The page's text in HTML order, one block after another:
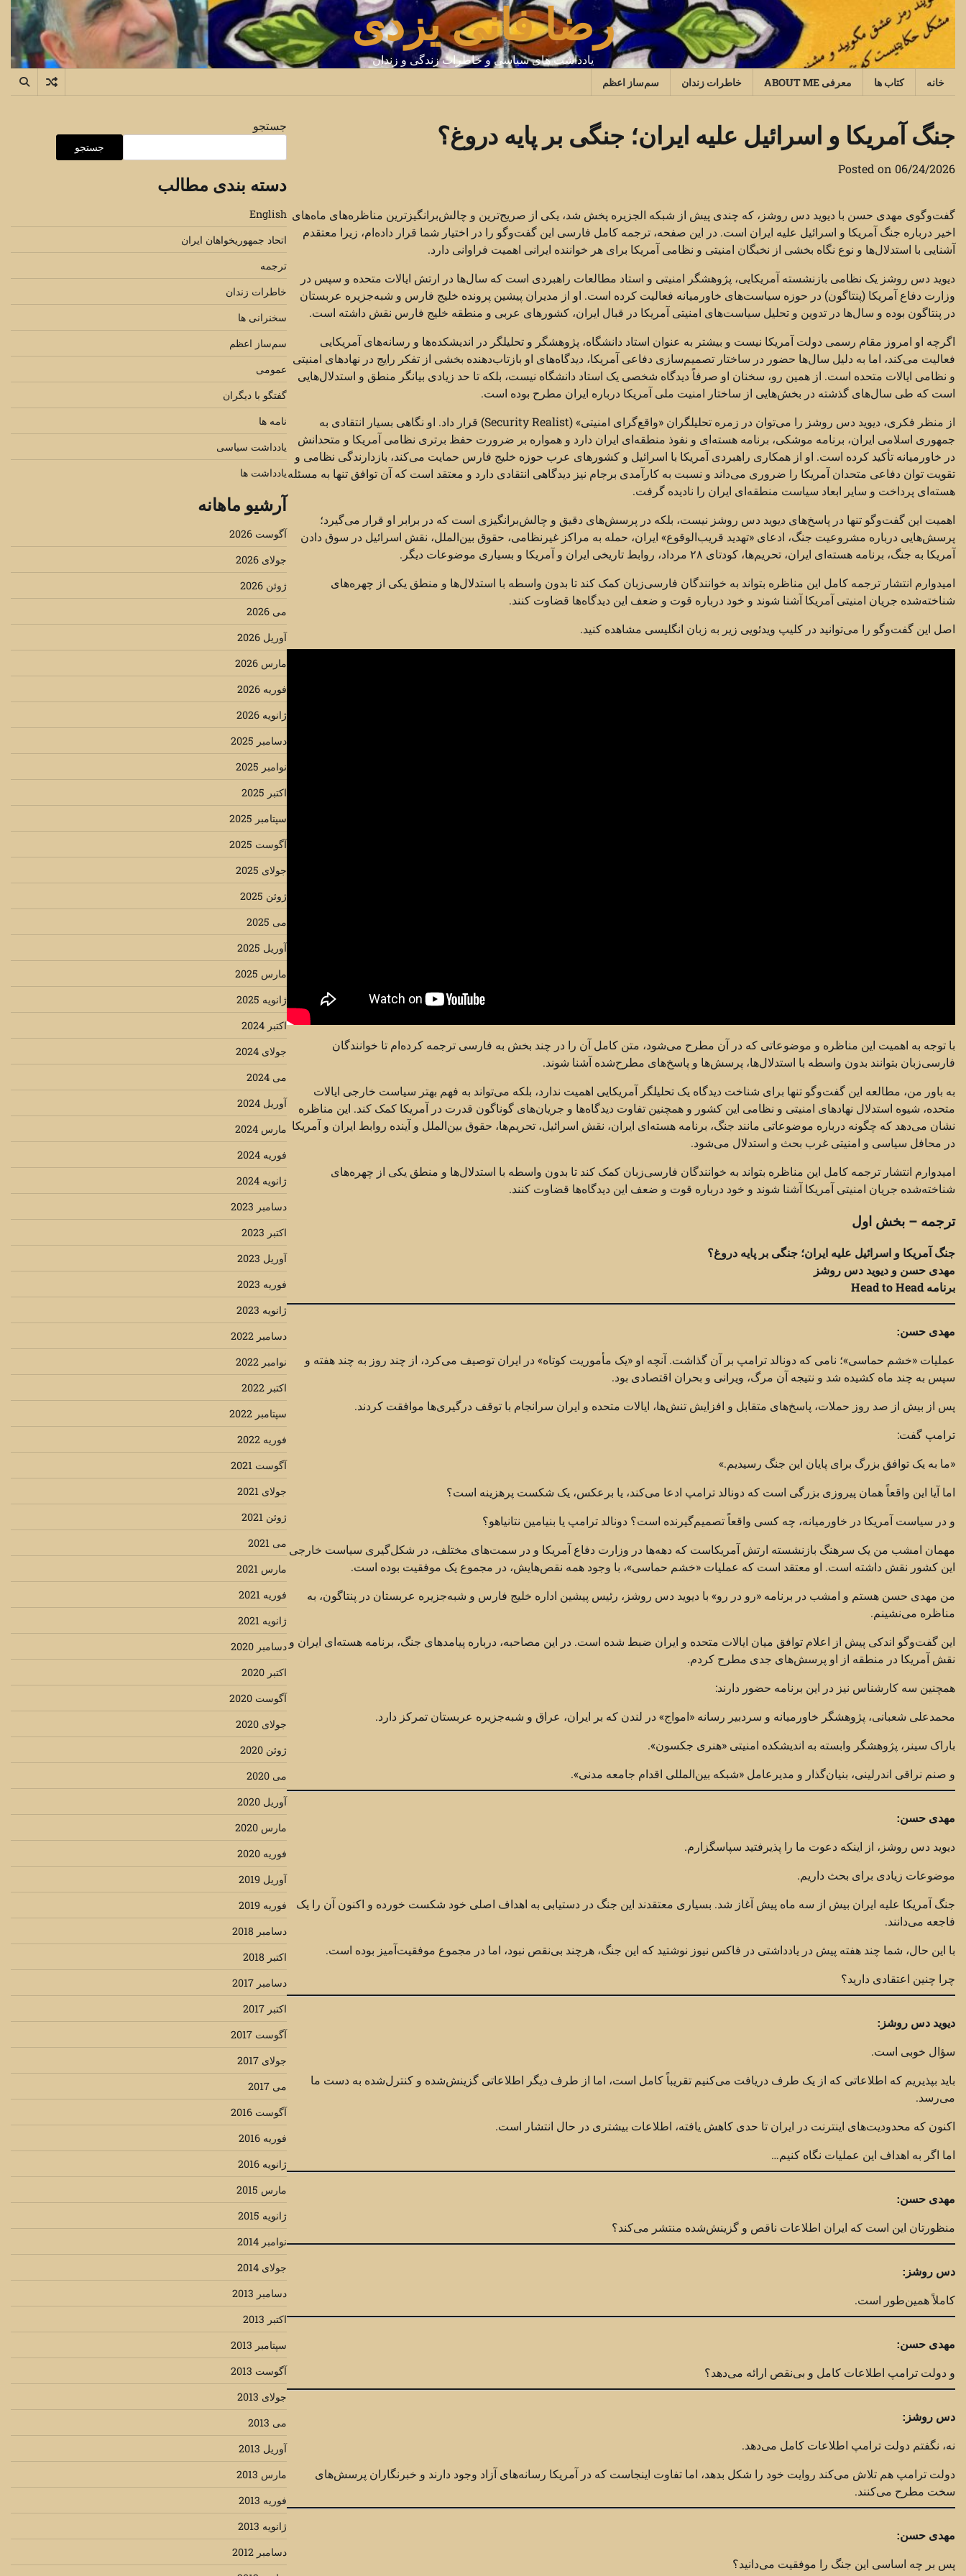
content
رضا فانی یزدی
یادداشت های سیاسی و خاطرات زندگی و زندان
خانه کتاب ها معرفی ABOUT ME خاطرات زندان سم‌ساز اعظم
جنگ آمریکا و اسرائیل علیه ایران؛ جنگی بر پایه دروغ؟
Posted on 06/24/2026
گفت‌وگوی مهدی حسن با دیوید دس روشز، که چندی پیش از شبکه الجزیره پخش شد، یکی از صریح‌ترین و چالش‌برانگیزترین مناظره‌های ماه‌های
اخیر درباره جنگ آمریکا و اسرائیل علیه ایران است. در این صفحه، ترجمه کامل فارسی این گفت‌وگو را در اختیار شما قرار داده‌ام، زیرا معتقدم
آشنایی با استدلال‌ها و نوع نگاه بخشی از نخبگان امنیتی و نظامی آمریکا برای هر خواننده ایرانی اهمیت فراوانی دارد.
دیوید دس روشز یک نظامی بازنشسته آمریکایی، پژوهشگر امنیتی و استاد مطالعات راهبردی است که سال‌ها در ارتش ایالات متحده و سپس در
وزارت دفاع آمریکا (پنتاگون) در حوزه سیاست‌های خاورمیانه فعالیت کرده است. او از مدیران پیشین پرونده خلیج فارس و شبه‌جزیره عربستان
در پنتاگون بوده و سال‌ها در تدوین و تحلیل سیاست‌های امنیتی آمریکا در قبال ایران، کشورهای عربی و منطقه خلیج فارس نقش داشته است.
اگرچه او امروز مقام رسمی دولت آمریکا نیست و بیشتر به عنوان استاد دانشگاه، پژوهشگر و تحلیلگر در اندیشکده‌ها و رسانه‌های آمریکایی
فعالیت می‌کند، اما به دلیل سال‌ها حضور در ساختار تصمیم‌سازی دفاعی آمریکا، دیدگاه‌های او بازتاب‌دهنده بخشی از تفکر رایج در نهادهای امنیتی
و نظامی ایالات متحده است. از همین رو، سخنان او صرفاً دیدگاه شخصی یک استاد دانشگاه نیست، بلکه تا حد زیادی بیانگر منطق و استدلال‌هایی
است که طی سال‌های گذشته در بخش‌هایی از ساختار امنیت ملی آمریکا درباره ایران مطرح بوده است.
از منظر فکری، دیوید دس روشز را می‌توان در زمره تحلیلگران «واقع‌گرای امنیتی» (Security Realist) قرار داد. او نگاهی بسیار انتقادی به
جمهوری اسلامی ایران، برنامه موشکی، برنامه هسته‌ای و نفوذ منطقه‌ای ایران دارد و همواره بر ضرورت حفظ برتری نظامی آمریکا و متحدانش
در خاورمیانه تأکید کرده است. او از همکاری راهبردی آمریکا با اسرائیل و کشورهای عرب حوزه خلیج فارس حمایت می‌کند، بازدارندگی نظامی و
تقویت توان دفاعی متحدان آمریکا را ضروری می‌داند و نسبت به کارآمدی برجام نیز دیدگاهی انتقادی دارد و معتقد است که آن توافق تنها به مسئله
هسته‌ای پرداخت و سایر ابعاد سیاست منطقه‌ای ایران را نادیده گرفت.
اهمیت این گفت‌وگو تنها در پاسخ‌های دیوید دس روشز نیست، بلکه در پرسش‌های دقیق و چالش‌برانگیزی است که در برابر او قرار می‌گیرد؛
پرسش‌هایی درباره مشروعیت جنگ، ادعای «تهدید قریب‌الوقوع» ایران، حمله به مراکز غیرنظامی، حقوق بین‌الملل، نقش اسرائیل در سوق دادن
آمریکا به جنگ، برنامه هسته‌ای ایران، تحریم‌ها، کودتای ۲۸ مرداد، روابط تاریخی ایران و آمریکا و بسیاری موضوعات دیگر.
امیدوارم انتشار ترجمه کامل این مناظره بتواند به خوانندگان فارسی‌زبان کمک کند تا بدون واسطه با استدلال‌ها و منطق یکی از چهره‌های
شناخته‌شده جریان امنیتی آمریکا آشنا شوند و خود درباره قوت و ضعف این دیدگاه‌ها قضاوت کنند.
اصل این گفت‌وگو را می‌توانید در کلیپ ویدئویی زیر به زبان انگلیسی مشاهده کنید.
با توجه به اهمیت این مناظره و موضوعاتی که در آن مطرح می‌شود، متن کامل آن را در چند بخش به فارسی ترجمه کرده‌ام تا خوانندگان
فارسی‌زبان بتوانند بدون واسطه با استدلال‌ها، پرسش‌ها و پاسخ‌های مطرح‌شده آشنا شوند.
به باور من، مطالعه این گفت‌وگو تنها برای شناخت دیدگاه یک تحلیلگر آمریکایی اهمیت ندارد، بلکه می‌تواند به فهم بهتر سیاست خارجی ایالات
متحده، شیوه استدلال نهادهای امنیتی و نظامی این کشور و همچنین تفاوت دیدگاه‌ها و جریان‌های گوناگون قدرت در آمریکا کمک کند. این مناظره
نشان می‌دهد که چگونه درباره موضوعاتی مانند جنگ، برنامه هسته‌ای ایران، نقش اسرائیل، تحریم‌ها، حقوق بین‌الملل و آینده روابط ایران و آمریکا
در محافل سیاسی و امنیتی غرب بحث و استدلال می‌شود.
امیدوارم انتشار ترجمه کامل این مناظره بتواند به خوانندگان فارسی‌زبان کمک کند تا بدون واسطه با استدلال‌ها و منطق یکی از چهره‌های
شناخته‌شده جریان امنیتی آمریکا آشنا شوند و خود درباره قوت و ضعف این دیدگاه‌ها قضاوت کنند.
ترجمه – بخش اول
جنگ آمریکا و اسرائیل علیه ایران؛ جنگی بر پایه دروغ؟
مهدی حسن و دیوید دس روشز
برنامه Head to Head
مهدی حسن:
عملیات «خشم حماسی»؛ نامی که دونالد ترامپ بر آن گذاشت. آنچه او «یک مأموریت کوتاه» در ایران توصیف می‌کرد، از چند روز به چند هفته و
سپس به چند ماه کشیده شد و نتیجه آن مرگ، ویرانی و بحران اقتصادی بود.
پس از بیش از صد روز حملات، پاسخ‌های متقابل و افزایش تنش‌ها، ایالات متحده و ایران سرانجام با توقف درگیری‌ها موافقت کردند.
ترامپ گفت:
«ما به یک توافق بزرگ برای پایان این جنگ رسیدیم.»
اما آیا این واقعاً همان پیروزی بزرگی است که دونالد ترامپ ادعا می‌کند، یا برعکس، یک شکست پرهزینه است؟
و در سیاست آمریکا در خاورمیانه، چه کسی واقعاً تصمیم‌گیرنده است؟ دونالد ترامپ یا بنیامین نتانیاهو؟
مهمان امشب من یک سرهنگ بازنشسته ارتش آمریکاست که دهه‌ها در وزارت دفاع آمریکا و در سمت‌های مختلف، در شکل‌گیری سیاست خارجی
این کشور نقش داشته است. او معتقد است که عملیات «خشم حماسی»، با وجود همه نقص‌هایش، در مجموع یک موفقیت بوده است.
من مهدی حسن هستم و امشب در برنامه «رو در رو» با دیوید دس روشز، رئیس پیشین اداره خلیج فارس و شبه‌جزیره عربستان در پنتاگون، به
مناظره می‌نشینم.
این گفت‌وگو اندکی پیش از اعلام توافق میان ایالات متحده و ایران ضبط شده است. در این مصاحبه، درباره پیامدهای جنگ، برنامه هسته‌ای ایران و
نقش آمریکا در منطقه از او پرسش‌های جدی مطرح کردم.
همچنین سه کارشناس نیز در این برنامه حضور دارند:
محمدعلی شعبانی، پژوهشگر خاورمیانه و سردبیر رسانه «امواج» در لندن که بر ایران، عراق و شبه‌جزیره عربستان تمرکز دارد.
باراک سینر، پژوهشگر وابسته به اندیشکده امنیتی «هنری جکسون».
و صنم نراقی اندرلینی، بنیان‌گذار و مدیرعامل «شبکه بین‌المللی اقدام جامعه مدنی».
مهدی حسن:
دیوید دس روشز، از اینکه دعوت ما را پذیرفتید سپاسگزارم.
موضوعات زیادی برای بحث داریم.
جنگ آمریکا علیه ایران بیش از سه ماه پیش آغاز شد. بسیاری معتقدند این جنگ در دستیابی به اهداف اصلی خود شکست خورده و اکنون آن را یک
فاجعه می‌دانند.
با این حال، شما چند هفته پیش در یادداشتی در فاکس نیوز نوشتید که این جنگ، هرچند بی‌نقص نبود، اما در مجموع موفقیت‌آمیز بوده است.
چرا چنین اعتقادی دارید؟
دیوید دس روشز:
سؤال خوبی است.
باید بپذیریم که اطلاعاتی که از یک طرف دریافت می‌کنیم تقریباً کامل است، اما از طرف دیگر اطلاعاتی گزینش‌شده و کنترل‌شده به دست ما
می‌رسد.
اکنون که محدودیت‌های اینترنت در ایران تا حدی کاهش یافته، اطلاعات بیشتری در حال انتشار است.
اما اگر به اهداف این عملیات نگاه کنیم…
مهدی حسن:
منظورتان این است که ایران اطلاعات ناقص و گزینش‌شده منتشر می‌کند؟
دس روشز:
کاملاً همین‌طور است.
مهدی حسن:
و دولت ترامپ اطلاعات کامل و بی‌نقص ارائه می‌دهد؟
دس روشز:
نه، نگفتم دولت ترامپ اطلاعات کامل می‌دهد.
دولت ترامپ هم تلاش می‌کند روایت خود را شکل بدهد، اما تفاوت اینجاست که در آمریکا رسانه‌های آزاد وجود دارند و خبرنگاران پرسش‌های
سخت مطرح می‌کنند.
مهدی حسن:
پس بر چه اساسی این جنگ را موفقیت می‌دانید؟
جستجو
جستجو
دسته بندی مطالب
English
اتحاد جمهوریخواهان ایران
ترجمه
خاطرات زندان
سخنرانی ها
سم‌ساز اعظم
عمومی
گفتگو با دیگران
نامه ها
یادداشت سیاسی
یادداشت ها
آرشیو ماهانه
آگوست 2026
جولای 2026
ژوئن 2026
می 2026
آوریل 2026
مارس 2026
فوریه 2026
ژانویه 2026
دسامبر 2025
نوامبر 2025
اکتبر 2025
سپتامبر 2025
آگوست 2025
جولای 2025
ژوئن 2025
می 2025
آوریل 2025
مارس 2025
ژانویه 2025
اکتبر 2024
جولای 2024
می 2024
آوریل 2024
مارس 2024
فوریه 2024
ژانویه 2024
دسامبر 2023
اکتبر 2023
آوریل 2023
فوریه 2023
ژانویه 2023
دسامبر 2022
نوامبر 2022
اکتبر 2022
سپتامبر 2022
فوریه 2022
آگوست 2021
جولای 2021
ژوئن 2021
می 2021
مارس 2021
فوریه 2021
ژانویه 2021
دسامبر 2020
اکتبر 2020
آگوست 2020
جولای 2020
ژوئن 2020
می 2020
آوریل 2020
مارس 2020
فوریه 2020
آوریل 2019
فوریه 2019
دسامبر 2018
اکتبر 2018
دسامبر 2017
اکتبر 2017
آگوست 2017
جولای 2017
می 2017
آگوست 2016
فوریه 2016
ژانویه 2016
مارس 2015
ژانویه 2015
نوامبر 2014
جولای 2014
دسامبر 2013
اکتبر 2013
سپتامبر 2013
آگوست 2013
جولای 2013
می 2013
آوریل 2013
مارس 2013
فوریه 2013
ژانویه 2013
دسامبر 2012